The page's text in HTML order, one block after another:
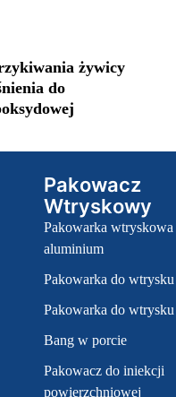
żywicy
do
Pakowacz
Wtryskowy
Pakowarka wtryskowa
aluminium
Pakowarka do wtrysku
Pakowarka do wtrysku
Bang w porcie
Pakowacz do iniekcji
powierzchniowej